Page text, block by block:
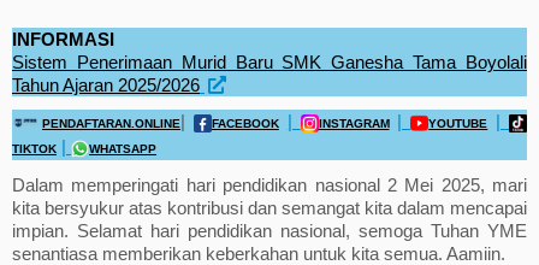
INFORMASI
Sistem Penerimaan Murid Baru SMK Ganesha Tama Boyolali
Tahun Ajaran 2025/2026
PENDAFTARAN.ONLINE| FACEBOOK | INSTAGRAM | YOUTUBE |
TIKTOK | WHATSAPP
Dalam memperingati hari pendidikan nasional 2 Mei 2025, mari
kita bersyukur atas kontribusi dan semangat kita dalam mencapai
impian. Selamat hari pendidikan nasional, semoga Tuhan YME
senantiasa memberikan keberkahan untuk kita semua. Aamiin.